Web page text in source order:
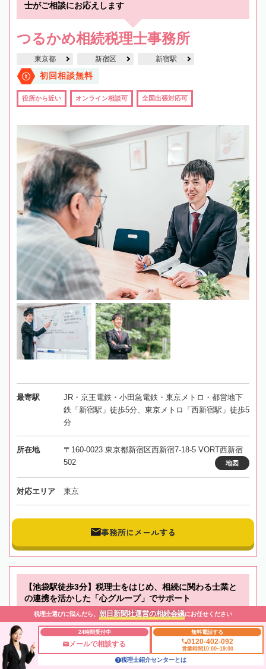
士がご相談にお応えします
つるかめ相続税理士事務所
東京都 新宿区 新宿駅
初回相談無料
役所から近い オンライン相談可 全国出張対応可
最寄駅
JR・京王電鉄・小田急電鉄・東京メトロ・都営地下
鉄「新宿駅」徒歩5分、東京メトロ「西新宿駅」徒歩5
分
所在地
〒160-0023 東京都新宿区西新宿7-18-5 VORT西新宿
502
地図
対応エリア 東京
事務所にメールする
【池袋駅徒歩3分】税理士をはじめ、相続に関わる士業と
の連携を活かした「心グループ」でサポート
税理士法人心 池袋税理士事務所
東京都 豊島区 池袋駅
税理士選びに悩んだら、 朝日新聞社運営の相続会議にお任せください
24時間受付中
メールで相談する
無料電話する
0120-402-092
営業時間10:00~19:00
税理士紹介センターとは